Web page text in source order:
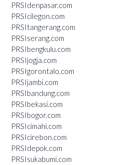
PRSIdenpasar.com
PRSIcilegon.com
PRSItangerang.com
PRSIserang.com
PRSIbengkulu.com
PRSIjogja.com
PRSIgorontalo.com
PRSIjambi.com
PRSIbandung.com
PRSIbekasi.com
PRSIbogor.com
PRSIcimahi.com
PRSIcirebon.com
PRSIdepok.com
PRSIsukabumi.com